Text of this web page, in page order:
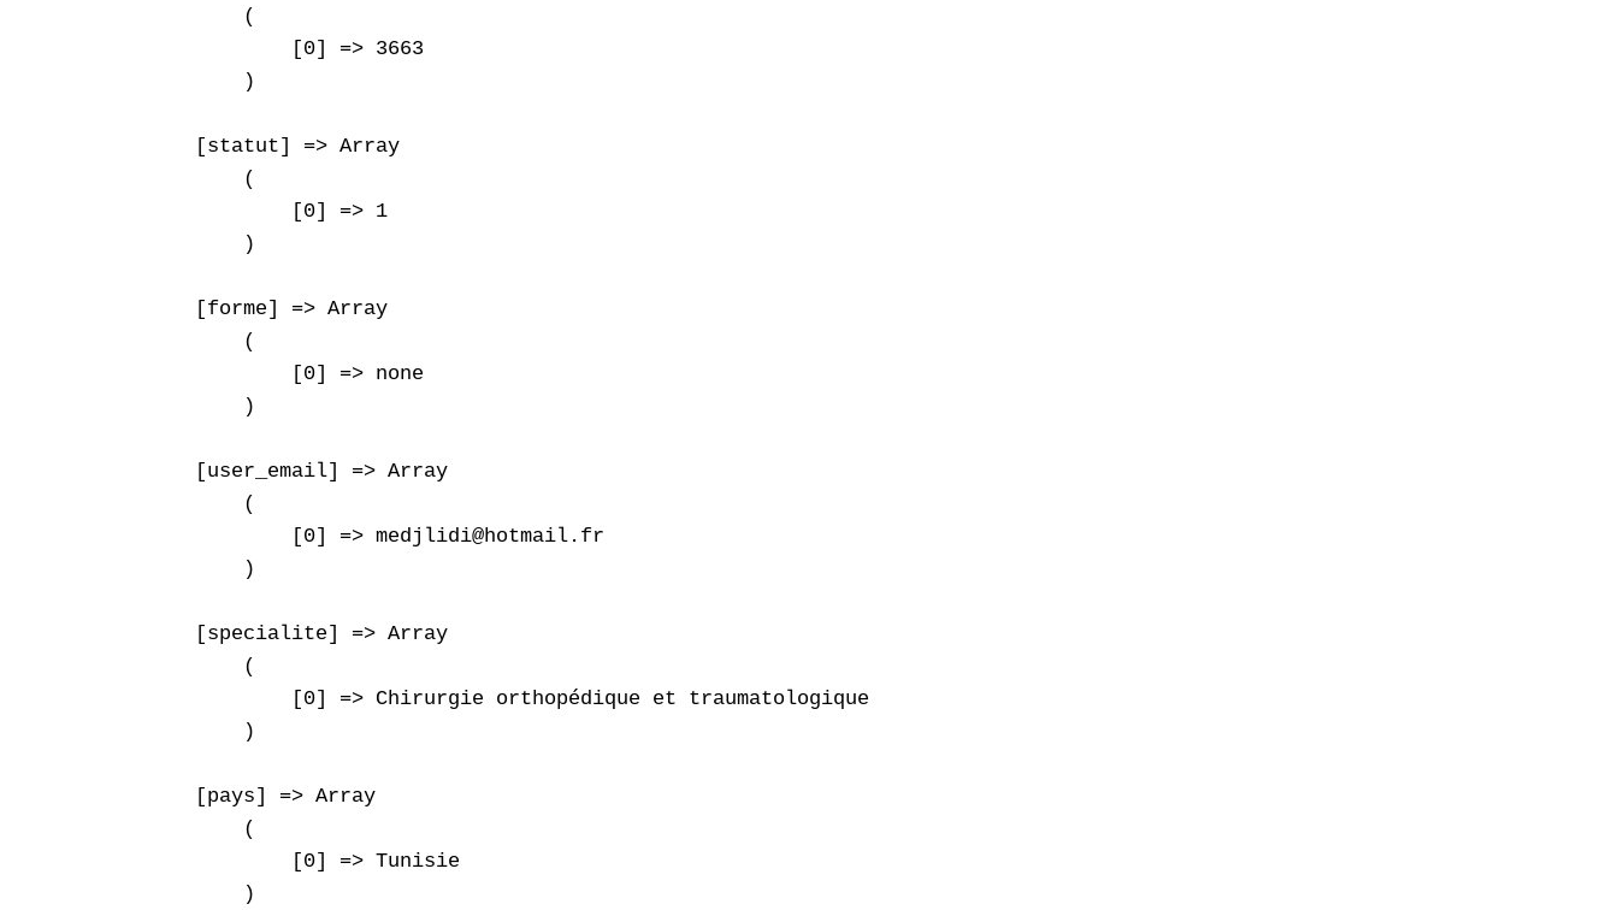
        (
            [0] => 3663
        )
    [statut] => Array
        (
            [0] => 1
        )
    [forme] => Array
        (
            [0] => none
        )
    [user_email] => Array
        (
            [0] => medjlidi@hotmail.fr
        )
    [specialite] => Array
        (
            [0] => Chirurgie orthopédique et traumatologique
        )
    [pays] => Array
        (
            [0] => Tunisie
        )